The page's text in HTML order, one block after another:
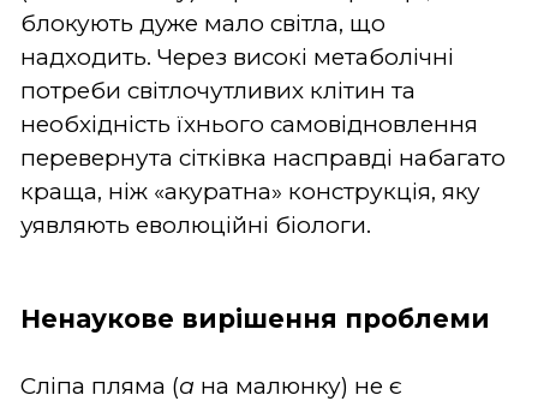
блокують дуже мало світла, що
надходить. Через високі метаболічні
потреби світлочутливих клітин та
необхідність їхнього самовідновлення
перевернута сітківка насправді набагато
краща, ніж «акуратна» конструкція, яку
уявляють еволюційні біологи.
Ненаукове вирішення проблеми
Сліпа пляма (а на малюнку) не є